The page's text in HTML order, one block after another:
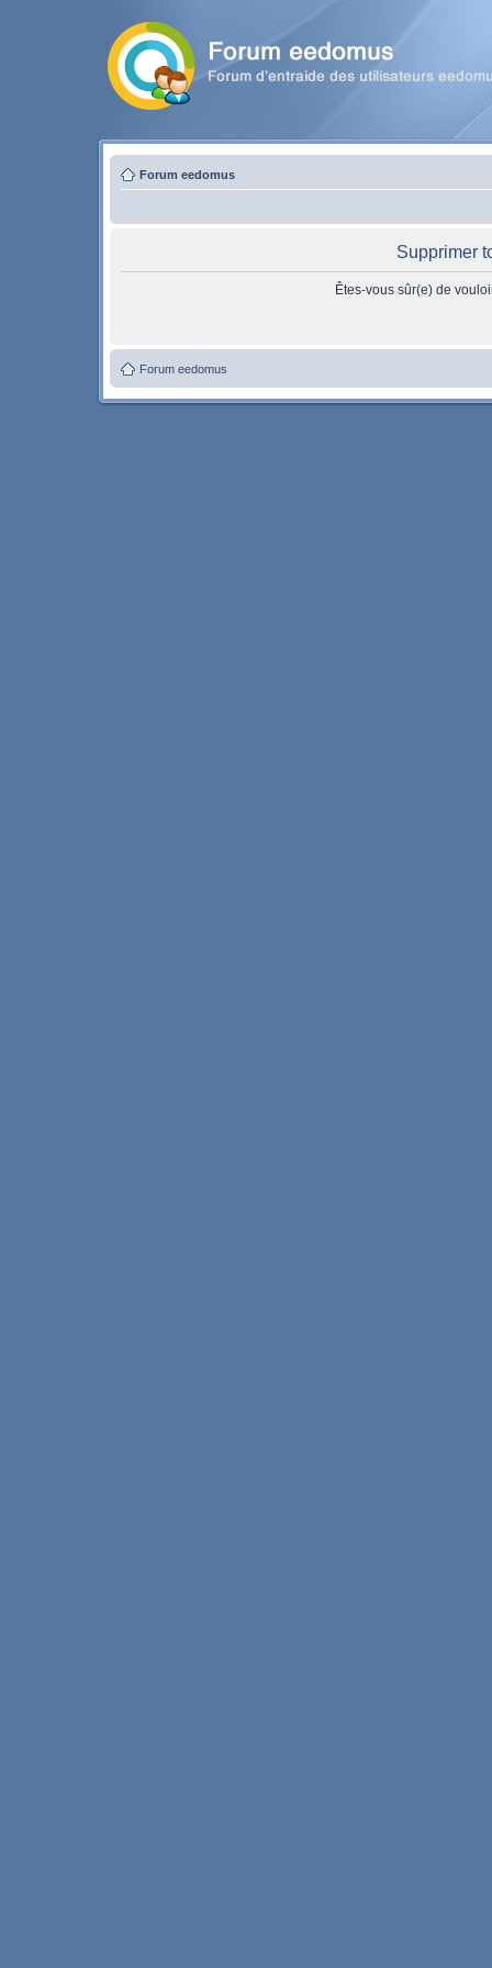
Forum eedomus
Supprimer
Êtes-vous sûr(e) de
Forum eedomus